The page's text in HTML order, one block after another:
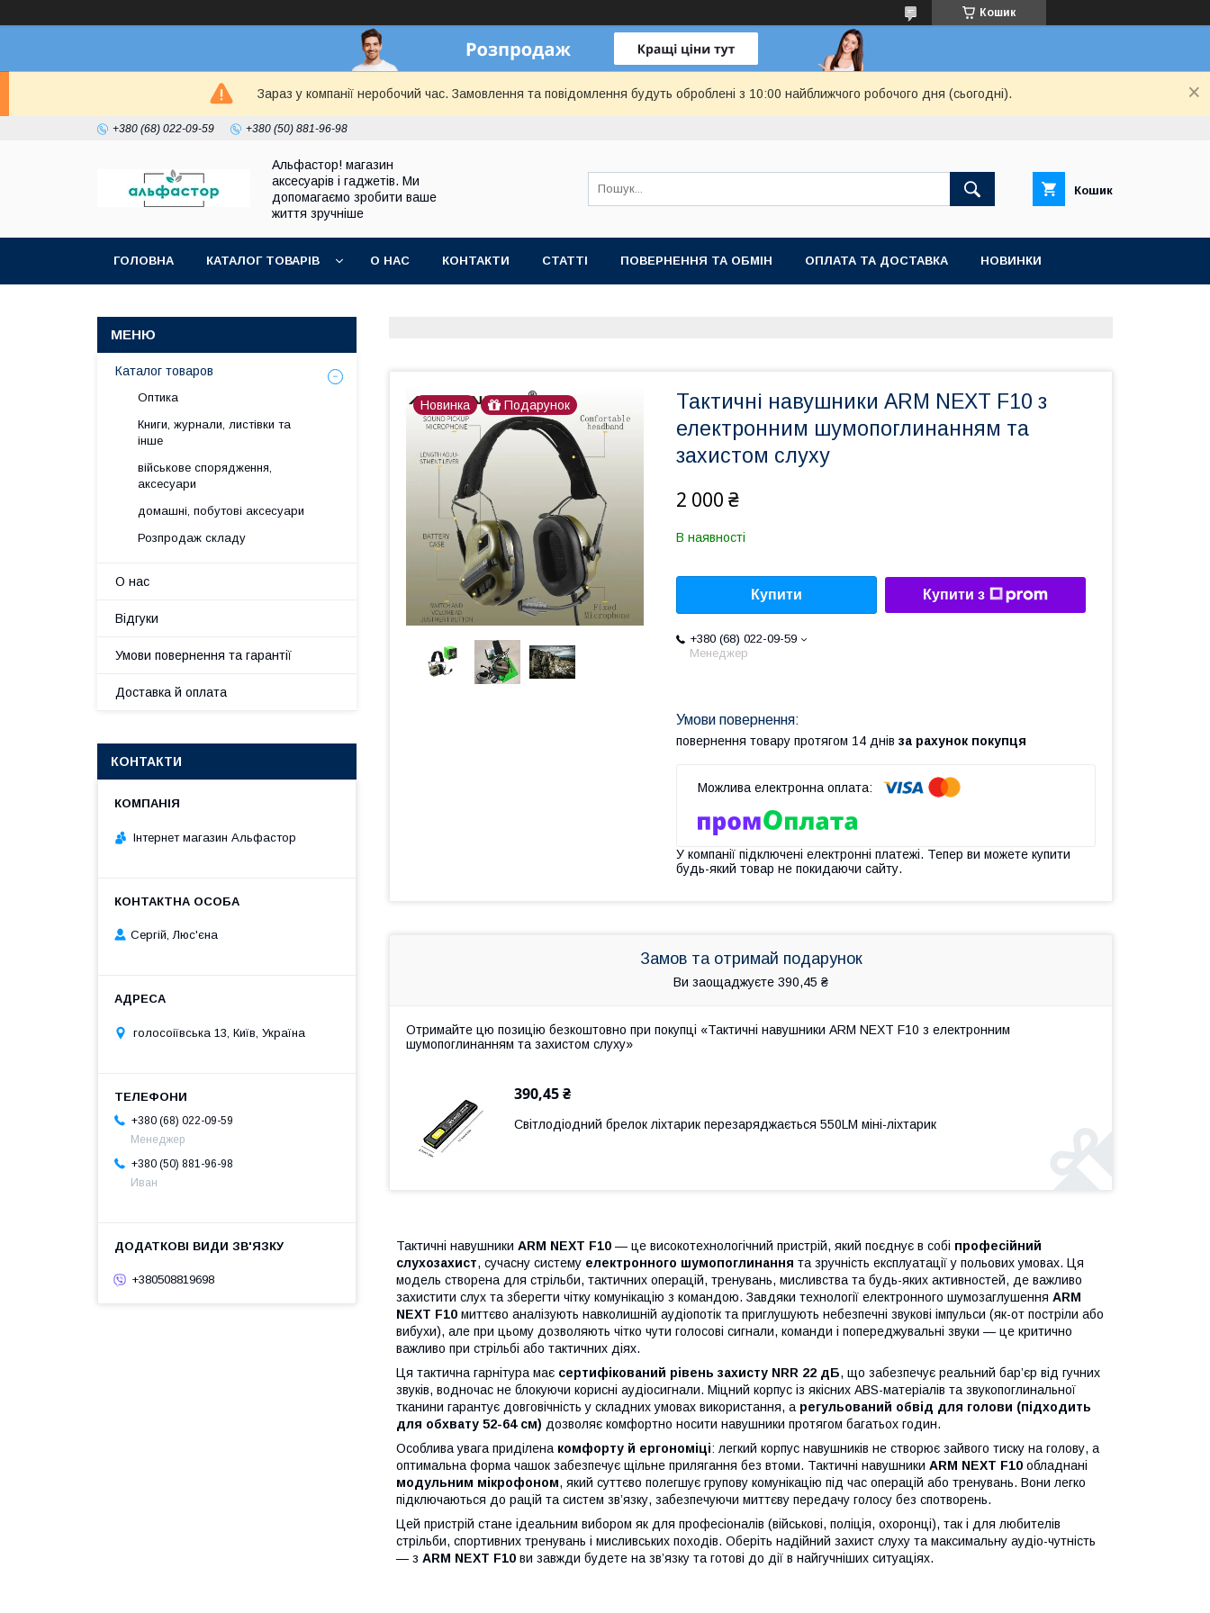
Кошик
Зараз у компанії неробочий час. Замовлення та повідомлення будуть оброблені з 10:00 найближчого робочого дня (сьогодні).
+380 (68) 022-09-59 +380 (50) 881-96-98
Альфастор! магазин
аксесуарів і гаджетів. Ми
допомагаємо зробити ваше
життя зручніше
Кошик
ГОЛОВНА КАТАЛОГ ТОВАРІВ О НАС КОНТАКТИ СТАТТІ ПОВЕРНЕННЯ ТА ОБМІН ОПЛАТА ТА ДОСТАВКА НОВИНКИ
Новинка Подарунок
Тактичні навушники ARM NEXT F10 з
електронним шумопоглинанням та
захистом слуху
2 000 ₴
В наявності
Купити Купити з
+380 (68) 022-09-59
Менеджер
повернення товару протягом 14 днів за рахунок покупця
У компанії підключені електронні платежі. Тепер ви можете купити
будь-який товар не покидаючи сайту.
Замов та отримай подарунок
Ви заощаджуєте 390,45 ₴
Отримайте цю позицію безкоштовно при покупці «Тактичні навушники ARM NEXT F10 з електронним
шумопоглинанням та захистом слуху»
390,45 ₴
Світлодіодний брелок ліхтарик перезаряджається 550LM міні-ліхтарик
Тактичні навушники ARM NEXT F10 — це високотехнологічний пристрій, який поєднує в собі професійний
слухозахист, сучасну систему електронного шумопоглинання та зручність експлуатації у польових умовах. Ця
модель створена для стрільби, тактичних операцій, тренувань, мисливства та будь-яких активностей, де важливо
захистити слух та зберегти чітку комунікацію з командою. Завдяки технології електронного шумозаглушення ARM
NEXT F10 миттєво аналізують навколишній аудіопотік та приглушують небезпечні звукові імпульси (як-от постріли або
вибухи), але при цьому дозволяють чітко чути голосові сигнали, команди і попереджувальні звуки — це критично
важливо при стрільбі або тактичних діях.
Ця тактична гарнітура має сертифікований рівень захисту NRR 22 дБ, що забезпечує реальний бар’єр від гучних
звуків, водночас не блокуючи корисні аудіосигнали. Міцний корпус із якісних ABS-матеріалів та звукопоглинальної
тканини гарантує довговічність у складних умовах використання, а регульований обвід для голови (підходить
для обхвату 52-64 см) дозволяє комфортно носити навушники протягом багатьох годин.
Особлива увага приділена комфорту й ергономіці: легкий корпус навушників не створює зайвого тиску на голову, а
оптимальна форма чашок забезпечує щільне прилягання без втоми. Тактичні навушники ARM NEXT F10 обладнані
модульним мікрофоном, який суттєво полегшує групову комунікацію під час операцій або тренувань. Вони легко
підключаються до рацій та систем зв’язку, забезпечуючи миттєву передачу голосу без спотворень.
Цей пристрій стане ідеальним вибором як для професіоналів (військові, поліція, охоронці), так і для любителів
стрільби, спортивних тренувань і мисливських походів. Оберіть надійний захист слуху та максимальну аудіо-чутність
— з ARM NEXT F10 ви завжди будете на зв’язку та готові до дії в найгучніших ситуаціях.
Каталог товаров
Оптика
Книги, журнали, листівки та
інше
військове спорядження,
аксесуари
домашні, побутові аксесуари
Розпродаж складу
О нас
Відгуки
Умови повернення та гарантії
Доставка й оплата
КОНТАКТИ
Інтернет магазин Альфастор
Сергій, Люс'єна
голосоіївська 13, Київ, Україна
+380 (68) 022-09-59
Менеджер
+380 (50) 881-96-98
Иван
+380508819698